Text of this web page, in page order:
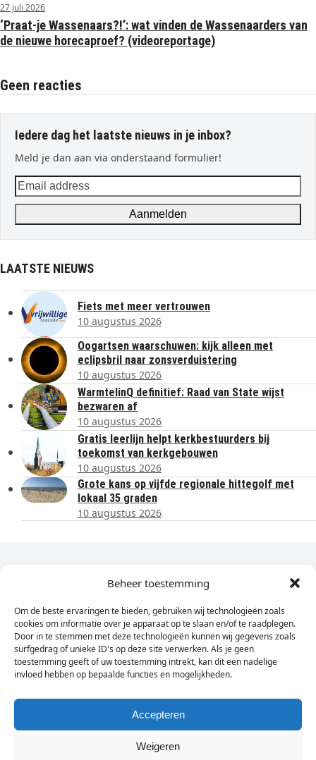
Beheer toestemming
Om de beste ervaringen te bieden, gebruiken wij technologieën zoals
cookies om informatie over je apparaat op te slaan en/of te raadplegen.
Door in te stemmen met deze technologieën kunnen wij gegevens zoals
surfgedrag of unieke ID's op deze site verwerken. Als je geen
toestemming geeft of uw toestemming intrekt, kan dit een nadelige
invloed hebben op bepaalde functies en mogelijkheden.
Accepteren
Weigeren
27 juli 2026
‘Praat-je Wassenaars?!’: wat vinden de Wassenaarders van
de nieuwe horecaproef? (videoreportage)
Geen reacties
Iedere dag het laatste nieuws in je inbox?
Meld je dan aan via onderstaand formulier!
Email
address
Aanmelden
LAATSTE NIEUWS
Fiets met meer vertrouwen
10 augustus 2026
Oogartsen waarschuwen: kijk alleen met
eclipsbril naar zonsverduistering
10 augustus 2026
WarmtelinQ definitief: Raad van State wijst
bezwaren af
10 augustus 2026
Gratis leerlijn helpt kerkbestuurders bij
toekomst van kerkgebouwen
10 augustus 2026
Grote kans op vijfde regionale hittegolf met
lokaal 35 graden
10 augustus 2026
Dagelijks het laatste nieuws in je e-mail?
Vul
hier
je
e-
mailadres
in
Sign Up